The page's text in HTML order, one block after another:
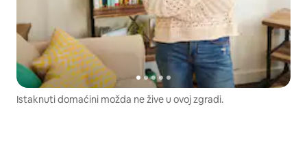
Istaknuti domaćini možda ne žive u ovoj zgradi.